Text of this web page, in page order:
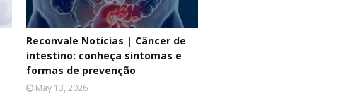
Reconvale Noticias | Câncer de
intestino: conheça sintomas e
formas de prevenção
May 13, 2026